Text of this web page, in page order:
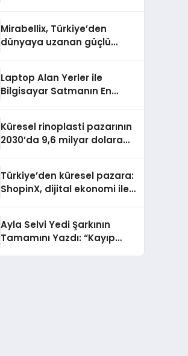
Mirabellix, Türkiye’den
dünyaya uzanan güçlü
Laptop Alan Yerler ile
Bilgisayar Satmanın En
Küresel rinoplasti pazarının
2030’da 9,6 milyar dolara
Türkiye’den küresel pazara:
ShopinX, dijital ekonomi ile
Ayla Selvi Yedi Şarkının
Tamamını Yazdı: “Kayıp